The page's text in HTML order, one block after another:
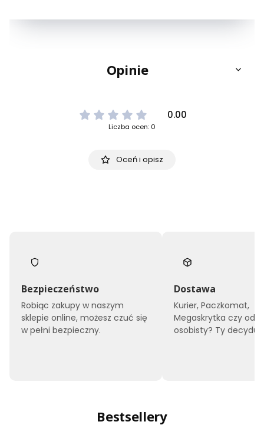
Opinie
0.00
Liczba ocen: 0
Oceń i opisz
Bezpieczeństwo
Robiąc zakupy w naszym
sklepie online, możesz czuć się
w pełni bezpieczny.
Dostawa
Kurier, Paczkomat,
Megaskrytka czy
osobisty? Ty
Bestsellery